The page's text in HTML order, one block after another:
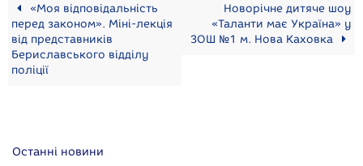
«Моя відповідальність
перед законом». Міні-лекція
від представників
Бериславського відділу
поліції
Новорічне дитяче шоу
«Таланти має Україна» у
ЗОШ №1 м. Нова Каховка
Останні новини